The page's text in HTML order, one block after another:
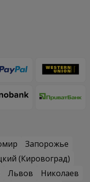
Запорожье
(Кировоград)
Львов
Николаев